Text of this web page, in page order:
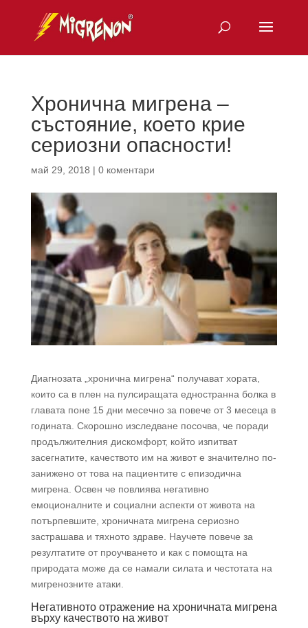
Хронична мигрена –
състояние, което крие
сериозни опасности!
май 29, 2018 | 0 коментари
Диагнозата „хронична мигрена“ получават хората,
които са в плен на пулсиращата едностранна болка в
главата поне 15 дни месечно за повече от 3 месеца в
годината. Скорошно изследване посочва, че поради
продължителния дискомфорт, който изпитват
засегнатите, качеството им на живот е значително по-
занижено от това на пациентите с епизодична
мигрена. Освен че повлиява негативно
емоционалните и социални аспекти от живота на
потърпевшите, хроничната мигрена сериозно
застрашава и тяхното здраве. Научете повече за
резултатите от проучването и как с помощта на
природата може да се намали силата и честотата на
мигренозните атаки.
Негативното отражение на хроничната мигрена
върху качеството на живот